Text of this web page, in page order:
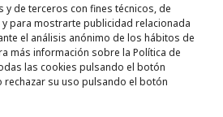
de terceros con fines técnicos, de
para mostrarte publicidad relacionada
el análisis anónimo de los hábitos de
más información sobre la Política de
las cookies pulsando el botón
su uso pulsando el botón